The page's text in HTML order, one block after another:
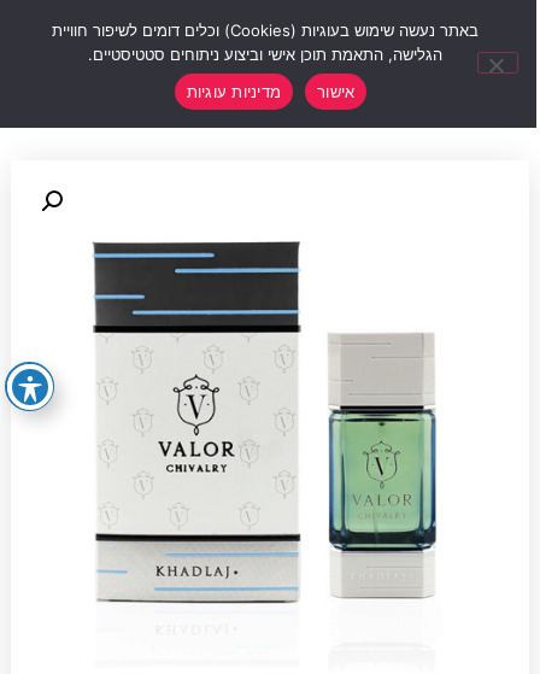
באתר נעשה שימוש בעוגיות (Cookies) וכלים דומים לשיפור חוויית
הגלישה, התאמת תוכן אישי וביצוע ניתוחים סטטיסטיים.
אישור
מדיניות עוגיות